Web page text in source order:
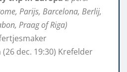
Parijs, Barcelona, Berlij,
Praag of Riga)
dec. 19:30) Krefelder